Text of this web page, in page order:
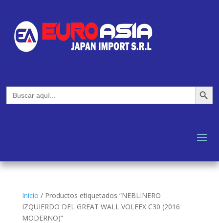
Buscar: Botón de
Inicio / Productos etiquetados “NEBLINERO
IZQUIERDO DEL GREAT WALL VOLEEX C30 (2016
MODERNO)”